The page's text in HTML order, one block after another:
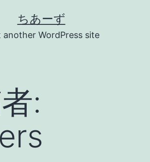
ちあーず
another WordPress site
: